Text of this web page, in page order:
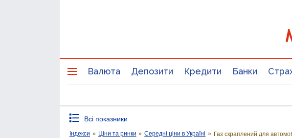
Валюта Депозити Кредити Банки
Всі показники
Індекси » Ціни та ринки » Середні ціни в Україні » Газ скраплений для